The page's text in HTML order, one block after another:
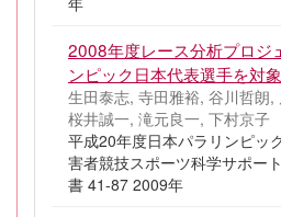
2008年度レース分析プロジ
ンピック日本代表選手を対
生田泰志, 寺田雅裕, 谷川哲朗,
桜井誠一, 滝元良一, 下村京子
平成20年度日本パラリンピッ
害者競技スポーツ科学サポー
書 41-87 2009年